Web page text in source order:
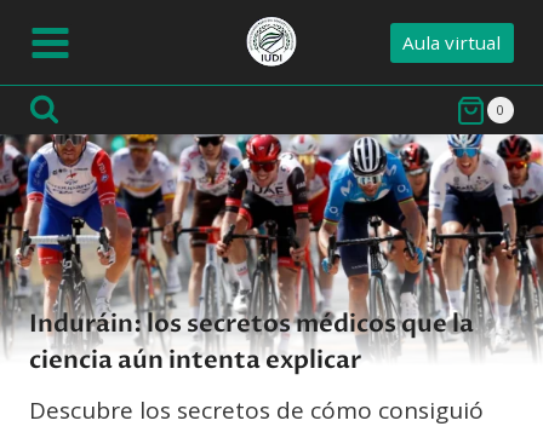
contenido
Aula virtual
0
Induráin: los secretos médicos que la
ciencia aún intenta explicar
Descubre los secretos de cómo consiguió